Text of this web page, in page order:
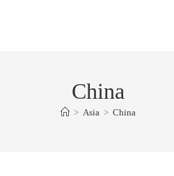
China
> Asia > China